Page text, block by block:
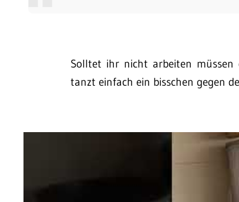
Solltet ihr nicht arbeiten müssen
tanzt einfach ein bisschen gegen